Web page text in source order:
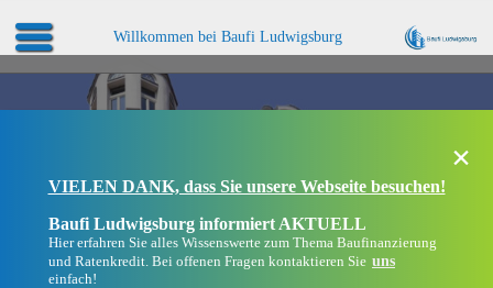
Willkommen bei Baufi Ludwigsburg
×
VIELEN DANK, dass Sie unsere Webseite besuchen!
Baufi Ludwigsburg informiert AKTUELL
Hier erfahren Sie alles Wissenswerte zum Thema Baufinanzierung
und Ratenkredit. Bei offenen Fragen kontaktieren Sie uns
einfach!